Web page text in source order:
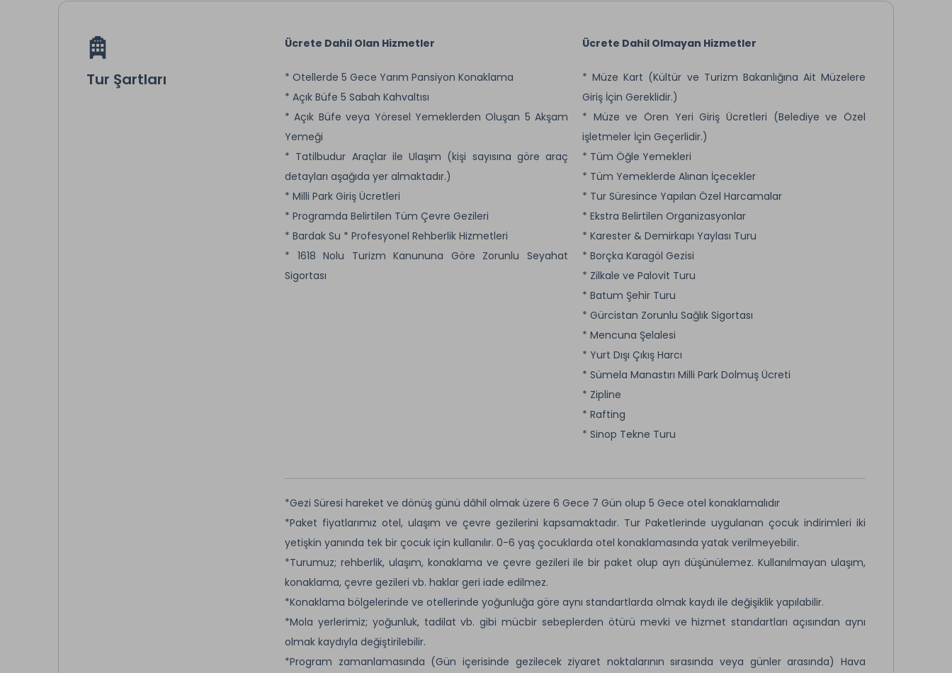
Tur Şartları
Ücrete Dahil Olan Hizmetler
* Otellerde 5 Gece Yarım Pansiyon Konaklama
* Açık Büfe 5 Sabah Kahvaltısı
* Açık Büfe veya Yöresel Yemeklerden Oluşan 5 Akşam
Yemeği
* Tatilbudur Araçlar ile Ulaşım (kişi sayısına göre araç
detayları aşağıda yer almaktadır.)
* Milli Park Giriş Ücretleri
* Programda Belirtilen Tüm Çevre Gezileri
* Bardak Su * Profesyonel Rehberlik Hizmetleri
* 1618 Nolu Turizm Kanununa Göre Zorunlu Seyahat
Sigortası
Ücrete Dahil Olmayan Hizmetler
* Müze Kart (Kültür ve Turizm Bakanlığına Ait Müzelere
Giriş İçin Gereklidir.)
* Müze ve Ören Yeri Giriş Ücretleri (Belediye ve Özel
işletmeler İçin Geçerlidir.)
* Tüm Öğle Yemekleri
* Tüm Yemeklerde Alınan İçecekler
* Tur Süresince Yapılan Özel Harcamalar
* Ekstra Belirtilen Organizasyonlar
* Karester & Demirkapı Yaylası Turu
* Borçka Karagöl Gezisi
* Zilkale ve Palovit Turu
* Batum Şehir Turu
* Gürcistan Zorunlu Sağlık Sigortası
* Mencuna Şelalesi
* Yurt Dışı Çıkış Harcı
* Sümela Manastırı Milli Park Dolmuş Ücreti
* Zipline
* Rafting
* Sinop Tekne Turu
*Gezi Süresi hareket ve dönüş günü dâhil olmak üzere 6 Gece 7 Gün olup 5 Gece otel konaklamalıdır
*Paket fiyatlarımız otel, ulaşım ve çevre gezilerini kapsamaktadır. Tur Paketlerinde uygulanan çocuk indirimleri iki
yetişkin yanında tek bir çocuk için kullanılır. 0-6 yaş çocuklarda otel konaklamasında yatak verilmeyebilir.
*Turumuz; rehberlik, ulaşım, konaklama ve çevre gezileri ile bir paket olup ayrı düşünülemez. Kullanılmayan ulaşım,
konaklama, çevre gezileri vb. haklar geri iade edilmez.
*Konaklama bölgelerinde ve otellerinde yoğunluğa göre aynı standartlarda olmak kaydı ile değişiklik yapılabilir.
*Mola yerlerimiz; yoğunluk, tadilat vb. gibi mücbir sebeplerden ötürü mevki ve hizmet standartları açısından aynı
olmak kaydıyla değiştirilebilir.
*Program zamanlamasında (Gün içerisinde gezilecek ziyaret noktalarının sırasında veya günler arasında) Hava